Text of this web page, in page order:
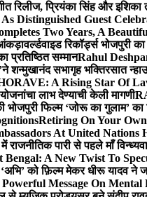
रिलीज, प्रियंका सिंह और इशिका
Distinguished Guest
Two Years, A
आंकड़ावर्ल्डवाइड रिकॉर्ड्स भोजपुरी
प्रतिष्ठित सम्मानRahul
शन्मुखानंद सभागृह भक्तिरसात
A Rising Star Of
लाभ देण्याची केली मागणी
भोजपुरी फिल्म ‘जोरू का गुलाम’
Retiring On Your
At United Nations
पारी से पहले माँ
Bengal: A New Twist To
को फ़िल्म मेकर धीरू यादव ने
Message On